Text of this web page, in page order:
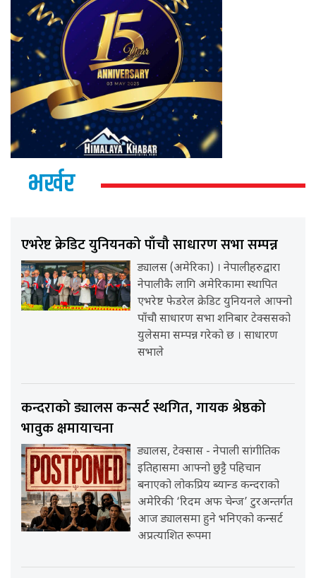
भर्खर
एभरेष्ट क्रेडिट युनियनको पाँचौ साधारण सभा सम्पन्न
ड्यालस (अमेरिका) । नेपालीहरुद्वारा
नेपालीकै लागि अमेरिकामा स्थापित
एभरेष्ट फेडरेल क्रेडिट युनियनले आफ्नो
पाँचौ साधारण सभा शनिबार टेक्ससको
युलेसमा सम्पन्न गरेको छ । साधारण
सभाले
कन्दराको ड्यालस कन्सर्ट स्थगित, गायक श्रेष्ठको
भावुक क्षमायाचना
ड्यालस, टेक्सास - नेपाली सांगीतिक
इतिहासमा आफ्नो छुट्टै पहिचान
बनाएको लोकप्रिय ब्यान्ड कन्दराको
अमेरिकी ‘रिदम अफ चेन्ज’ टुरअन्तर्गत
आज ड्यालसमा हुने भनिएको कन्सर्ट
अप्रत्याशित रूपमा